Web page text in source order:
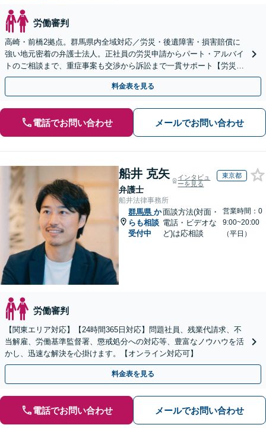
労働審判
高崎・前橋2拠点。群馬県内全域対応／労災・後遺障害・損害賠償に
強い地元密着の弁護士法人。正社員の労災申請からパート・アルバイ
トのご相談まで、重症事案も交渉から訴訟まで一貫サポート【労災問
題・何度でも相談無料】
料金表を見る
電話でお問い合わせ メールでお問い合わせ
船井 克矢
弁護士
インタビュ
ーを見る
東京都
船井法律事務所
群馬県 か
らも相談
受付中
面談方法(対面・
電話・ビデオな
ど)は応相談
営業時間：0
9:00~20:00
（平日）
労働審判
【関東エリア対応】【24時間365日対応】問題社員、残業代請求、不
当解雇、労働基準監督署、懲戒処分への対応等、豊富なノウハウを活
かし、迅速な解決を心掛けます。【オンライン対応可】
料金表を見る
電話でお問い合わせ メールでお問い合わせ